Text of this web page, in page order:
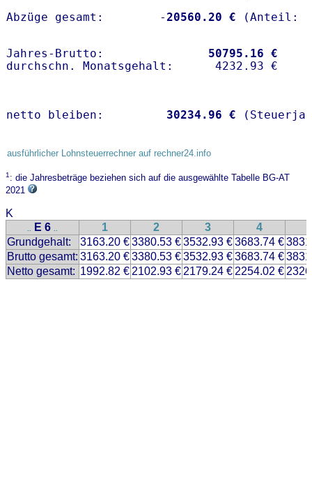
Abzüge gesamt:        -20560.20 €
Jahres-Brutto: 50795.16 €
netto bleiben: 30234.96 €
ausführlicher Lohnsteuerrechner auf rechner24.info
1: die Jahresbeträge beziehen sich auf die ausgewählte Tabelle BG-AT
2021
K
.. E 6 .. 1 2 3 4
Grundgehalt:
3163.20 €3380.53 €3532.93 €3683.74 €
Brutto gesamt: 3163.20 €3380.53 €3532.93 €3683.74 €
Netto gesamt: 1992.82 € 2102.93 € 2179.24 € 2254.02 €